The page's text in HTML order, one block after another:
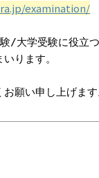
examination/
/大学受験に役立
ります。
願い申し上げま